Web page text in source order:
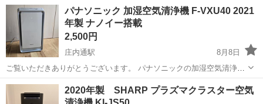
ン：幅27cmと非常にコンパクトで、リビングの隙間や寝室にもスッキ
リ置けます。 ・ス...
愛知 名古屋市 庄内通駅 季節、空調家電
パナソニック 加湿空気清浄機 F-VXU40 2021
年製 ナノイー搭載
2,500円
庄内通駅
8月8日
ご覧いただきありがとうございます。 パナソニックの加湿空気清浄機
2021年製です ​【商品仕様】 ・メーカー：Panasonic（パナソニック）
・型番：F-VXU40 ・年式：2021年製 ・ナノイー搭載（お肌や髪の...
愛知 名古屋市 庄内通駅 季節、空調家電
2020年製 SHARP プラズマクラスター空気